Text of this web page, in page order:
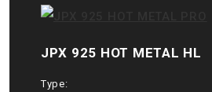
JPX 925 HOT METAL HL
Type: